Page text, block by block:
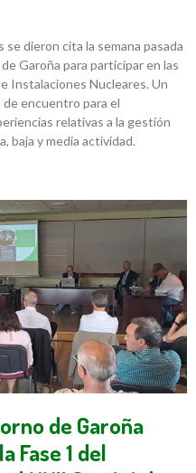
dieron cita la semana pasada
Garoña para participar en las
Instalaciones Nucleares. Un
encuentro para el
relativas a la gestión
baja y media actividad.
de Garoña
Fase 1 del